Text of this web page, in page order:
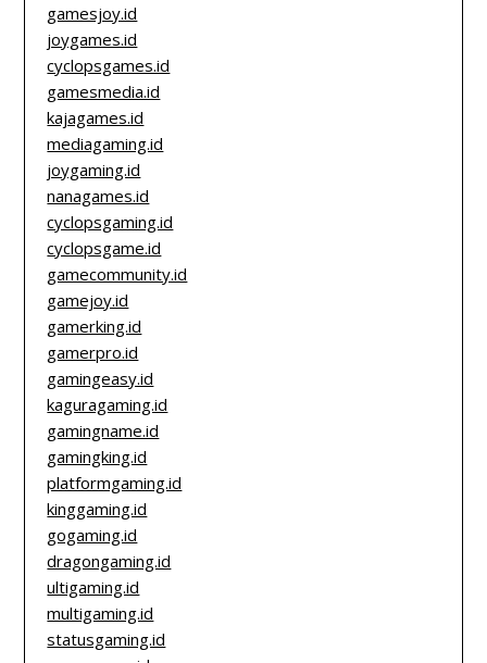
gamesjoy.id
joygames.id
cyclopsgames.id
gamesmedia.id
kajagames.id
mediagaming.id
joygaming.id
nanagames.id
cyclopsgaming.id
cyclopsgame.id
gamecommunity.id
gamejoy.id
gamerking.id
gamerpro.id
gamingeasy.id
kaguragaming.id
gamingname.id
gamingking.id
platformgaming.id
kinggaming.id
gogaming.id
dragongaming.id
ultigaming.id
multigaming.id
statusgaming.id